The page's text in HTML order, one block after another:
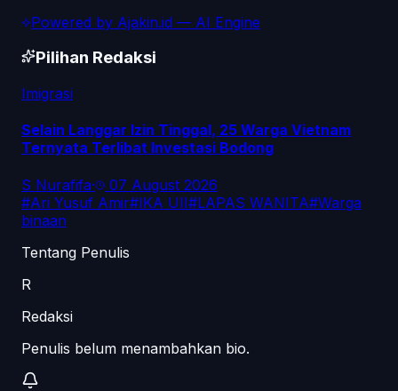
Powered by Ajakin.id — AI Engine
Pilihan Redaksi
Imigrasi
Selain Langgar Izin Tinggal, 25 Warga Vietnam
Ternyata Terlibat Investasi Bodong
S Nurafifa·
07 August 2026
#Ari Yusuf Amir#IKA UII#LAPAS WANITA#Warga
binaan
Tentang Penulis
R
Redaksi
Penulis belum menambahkan bio.